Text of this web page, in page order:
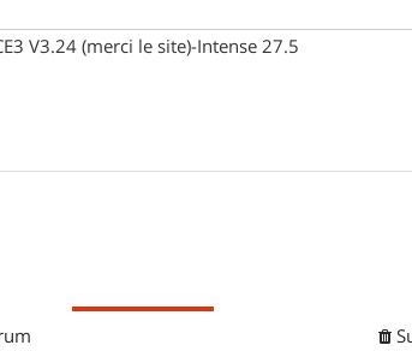
V3.24 (merci le site)-Intense 27.5